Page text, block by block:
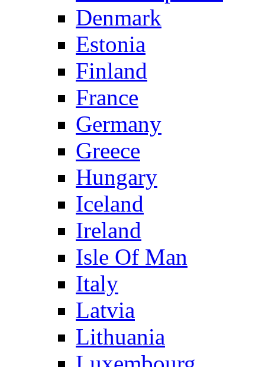
Denmark
Estonia
Finland
France
Germany
Greece
Hungary
Iceland
Ireland
Isle Of Man
Italy
Latvia
Lithuania